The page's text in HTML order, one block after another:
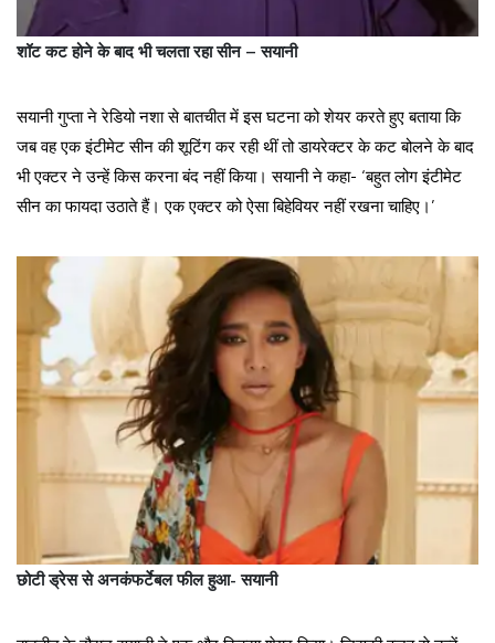
शॉट कट होने के बाद भी चलता रहा सीन – सयानी
सयानी गुप्ता ने रेडियो नशा से बातचीत में इस घटना को शेयर करते हुए बताया कि
जब वह एक इंटीमेट सीन की शूटिंग कर रही थीं तो डायरेक्टर के कट बोलने के बाद
भी एक्टर ने उन्हें किस करना बंद नहीं किया। सयानी ने कहा- ‘बहुत लोग इंटीमेट
सीन का फायदा उठाते हैं। एक एक्टर को ऐसा बिहेवियर नहीं रखना चाहिए।’
छोटी ड्रेस से अनकंफर्टेबल फील हुआ- सयानी